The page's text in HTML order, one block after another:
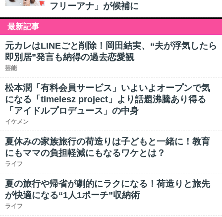
フリーアナ」が候補に
最新記事
元カレはLINEごと削除！岡田結実、“夫が浮気したら
即別居”発言も納得の過去恋愛観
芸能
松本潤「有料会員サービス」いよいよオープンで気
になる「timelesz project」より話題沸騰あり得る
「アイドルプロデュース」の中身
イケメン
夏休みの家族旅行の荷造りは子どもと一緒に！教育
にもママの負担軽減にもなるワケとは？
ライフ
夏の旅行や帰省が劇的にラクになる！荷造りと旅先
が快適になる“1人1ポーチ”収納術
ライフ